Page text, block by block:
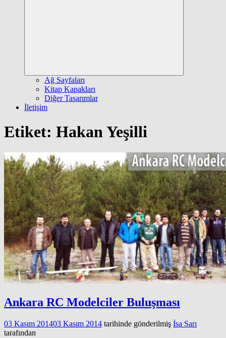
Ağ Sayfaları
Kitap Kapakları
Diğer Tasarımlar
İletişim
Etiket: Hakan Yeşilli
Ankara RC Modelciler Buluşması
03 Kasım 201403 Kasım 2014 tarihinde gönderilmiş İsa Sarı
tarafından